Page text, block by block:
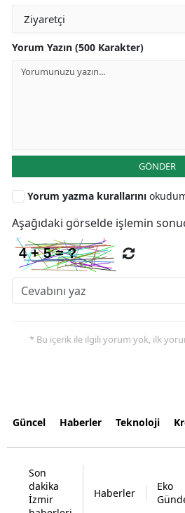
Yorum Yazın (500 Karakter)
GÖNDER
Yorum yazma kurallarını
Aşağıdaki görselde işlemin
* Bu içerik ile ilgili yorum yok, ilk
Güncel Haberler Teknoloji
Son
dakika
İzmir
Haberler
Eko